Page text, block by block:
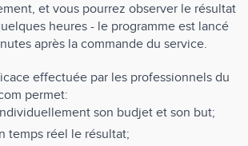
et vous pourrez observer le résultat
heures - le programme est lancé
après la commande du service.
effectuée par les professionnels du
permet:
son budjet et son but;
temps réel le résultat;